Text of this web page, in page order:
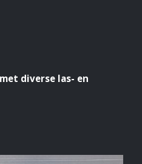
diverse las- en